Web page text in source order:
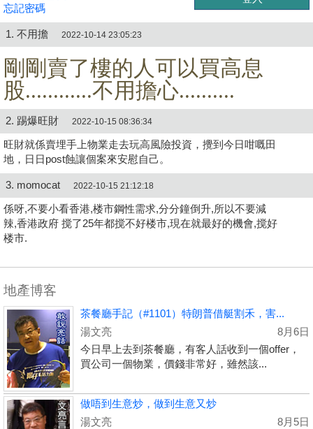
忘記密碼
1. 不用擔 2022-10-14 23:05:23
剛剛賣了樓的人可以買高息
股............不用擔心..........
2. 踢爆旺財 2022-10-15 08:36:34
旺財就係賣埋手上物業走去玩高風險投資，攪到今日咁嘅田
地，日日post蝕讓個案來安慰自己。
3. momocat 2022-10-15 21:12:18
係呀,不要小看香港,楼市鋼性需求,分分鐘倒升,所以不要減
辣,香港政府 搅了25年都搅不好楼市,現在就最好的機會,搅好
楼市.
地產博客
茶餐廳手記（#1101）特朗普借艇割禾，害...
湯文亮
8月6日
今日早上去到茶餐廳，有客人話收到一個offer，
買公司一個物業，價錢非常好，雖然該...
做唔到生意炒，做到生意又炒
湯文亮
8月5日